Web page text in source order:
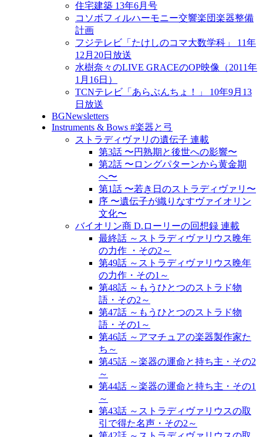
住宅建築 13年6月号
コソボフィルハーモニー交響楽団楽器整備
計画
フジテレビ「たけしのコマ大数学科」 11年
12月20日放送
水樹奈々のLIVE GRACEのOP映像（2011年
1月16日）
TCNテレビ「あらぶんちょ！」 10年9月13
日放送
BGNewsletters
Instruments & Bows #楽器と弓
ストラディヴァリの遺伝子 連載
第3話 〜円熟期と後世への影響〜
第2話 〜ロングパターンから黄金期
へ〜
第1話 〜若き日のストラディヴァリ〜
序 〜遺伝子が織りなすヴァイオリン
文化〜
バイオリン商 D.ローリーの回想録 連載
最終話 ～ストラディヴァリウス晩年
の力作 ・その2～
第49話 ～ストラディヴァリウス晩年
の力作・その1～
第48話 ～もうひとつのストラド物
語・その2～
第47話 ～もうひとつのストラド物
語・その1～
第46話 ～アマチュアの楽器製作家た
ち～
第45話 ～楽器の運命と持ち主・その2
～
第44話 ～楽器の運命と持ち主・その1
～
第43話 ～ストラディヴァリウスの取
引で得た名声・その2～